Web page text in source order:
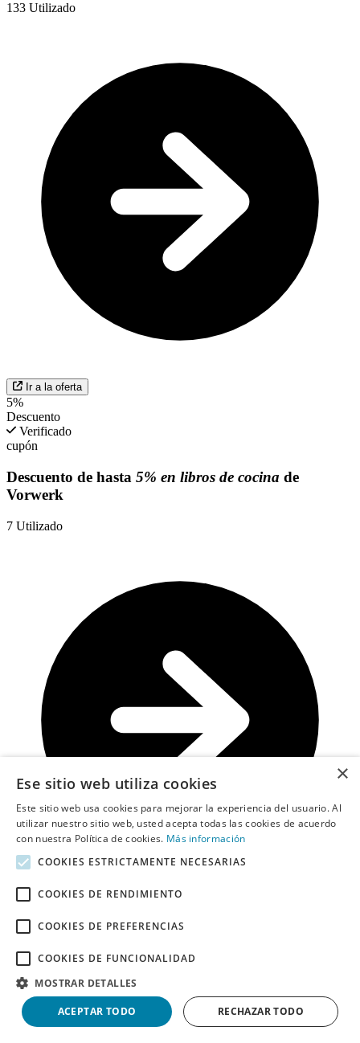
133 Utilizado
Ir a la oferta
5%
Descuento
Verificado
cupón
Descuento de hasta 5% en libros de cocina de
Vorwerk
7 Utilizado
Ir a la oferta
25%
Descuento
Verificado
cupón
Descuento de25%en Vorwerk enaccesorios
361Utilizado
×
Ese sitio web utiliza cookies
Este sitio web usa cookies para mejorar la experiencia del usuario. Al
utilizar nuestro sitio web, usted acepta todas las cookies de acuerdo
con nuestra Política de cookies. Más información
COOKIES ESTRICTAMENTE NECESARIAS
COOKIES DE RENDIMIENTO
COOKIES DE PREFERENCIAS
COOKIES DE FUNCIONALIDAD
MOSTRAR DETALLES
ACEPTAR TODO RECHAZAR TODO